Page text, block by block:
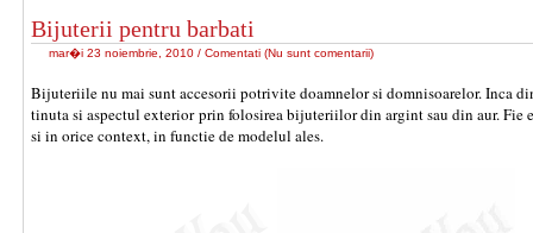
Bijuterii pentru barbati
mar�i 23 noiembrie, 2010 / Comentati (Nu sunt comentarii)
Bijuteriile nu mai sunt accesorii potrivite doamnelor si domnisoarelor. Inca
tinuta si aspectul exterior prin folosirea bijuteriilor din argint sau din aur. Fie
si in orice context, in functie de modelul ales.